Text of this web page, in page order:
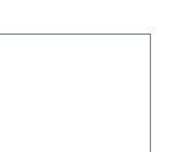
bieten
oder in